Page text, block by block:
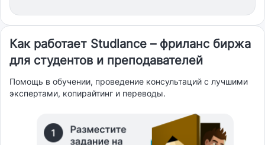
Как работает Studlance – фриланс биржа
для студентов и преподавателей
Помощь в обучении, проведение консультаций с лучшими
экспертами, копирайтинг и переводы.